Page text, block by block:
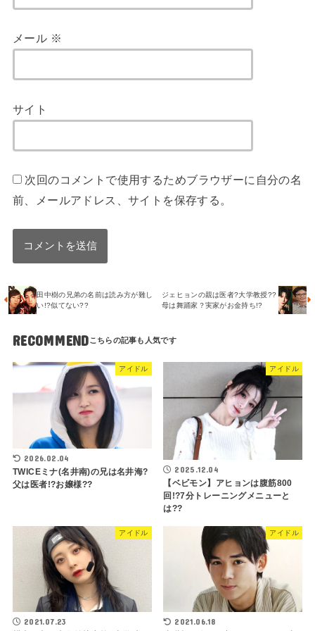
メール ※
サイト
次回のコメントで使用するためブラウザーに自分の名
前、メールアドレス、サイトを保存する。
田中樹の兄弟の名前は読み方が難し
い!?似てない??
ジェヒョンの親は医者?大学教授??
母は舞踊家？実家がお金持ち!?
RECOMMEND
アイドル
2026.02.04
TWICEミナ(名井南)の兄は名井海?
父は医者!?お嬢様??
アイドル
2025.12.04
【ベビモン】アヒョンは腹筋800
回!?7分トレーニングメニューと
は??
アイドル
2021.07.23
アイドル
2021.06.18